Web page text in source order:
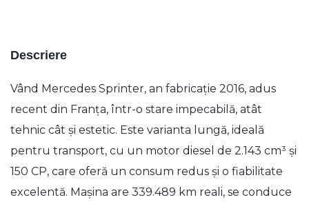
Descriere
Vând Mercedes Sprinter, an fabricație 2016, adus
recent din Franța, într-o stare impecabilă, atât
tehnic cât și estetic. Este varianta lungă, ideală
pentru transport, cu un motor diesel de 2.143 cm³ și
150 CP, care oferă un consum redus și o fiabilitate
excelentă. Mașina are 339.489 km reali, se conduce